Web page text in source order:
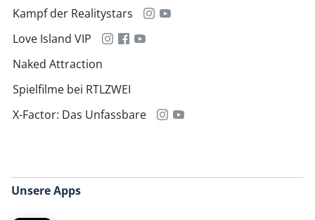
Kampf der Realitystars
Love Island VIP
Naked Attraction
Spielfilme bei RTLZWEI
X-Factor: Das Unfassbare
Unsere Apps